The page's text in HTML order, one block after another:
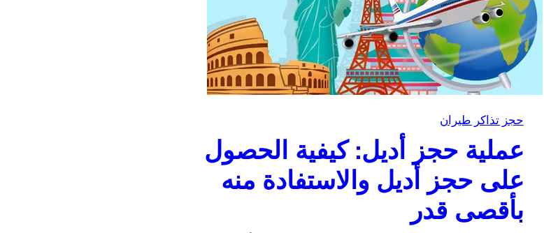
حجز تذاكر طيران
عملية حجز أديل: كيفية الحصول
على حجز أديل والاستفادة منه
بأقصى قدر